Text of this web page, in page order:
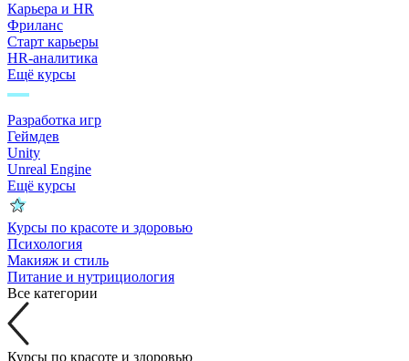
Карьера и HR
Фриланс
Старт карьеры
HR-аналитика
Ещё курсы
Разработка игр
Геймдев
Unity
Unreal Engine
Ещё курсы
Курсы по красоте и здоровью
Психология
Макияж и стиль
Питание и нутрициология
Все категории
Курсы по красоте и здоровью